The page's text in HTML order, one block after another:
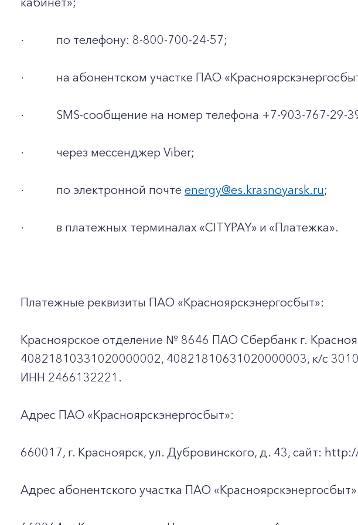
· по телефону: 8-800-700-24-57;
· на абонентском участке ПАО
· SMS-сообщение на номер телефона +7-903-767-29-
· через мессенджер Viber;
· по электронной почте energy@es.krasnoyarsk.ru;
· в платежных терминалах «CITYPAY» и «Платежка».
Платежные реквизиты ПАО «Красноярскэнергосбыт»:
Красноярское отделение № 8646 ПАО Сбербанк г.
40821810331020000002, 40821810631020000003, к/c
ИНН 2466132221.
Адрес ПАО «Красноярскэнергосбыт»:
660017, г. Красноярск, ул. Дубровинского, д. 43, сайт:
Адрес абонентского участка ПАО